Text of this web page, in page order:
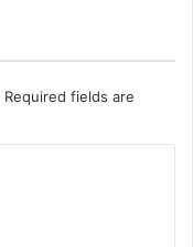
Required fields are